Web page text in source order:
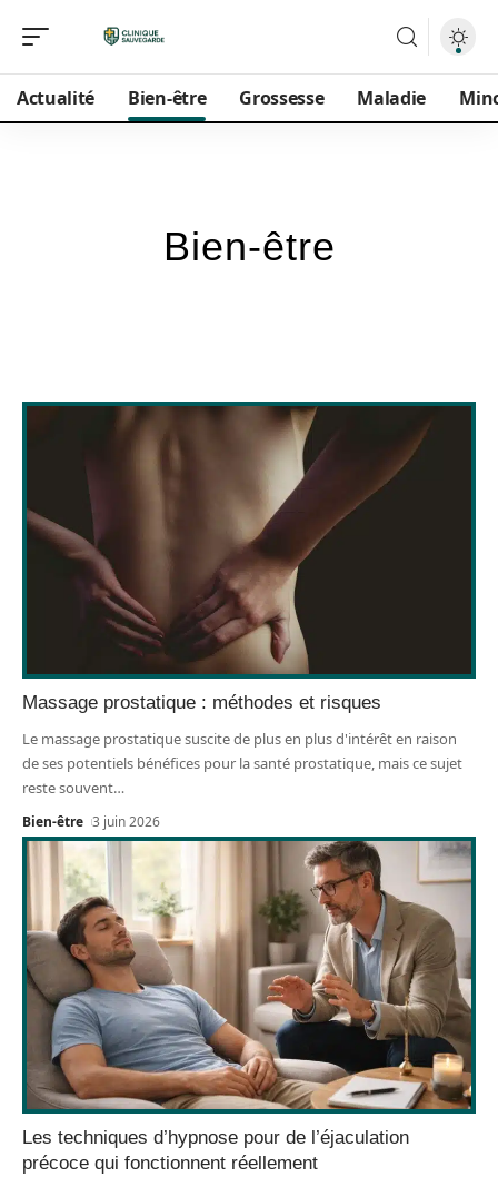
Actualité Bien-être Grossesse Maladie
Bien-être
Massage prostatique : méthodes et risques
Le massage prostatique suscite de plus en plus d'intérêt en raison
de ses potentiels bénéfices pour la santé prostatique, mais ce sujet
reste souvent…
Bien-être 3 juin 2026
Les techniques d’hypnose pour de l’éjaculation
précoce qui fonctionnent réellement